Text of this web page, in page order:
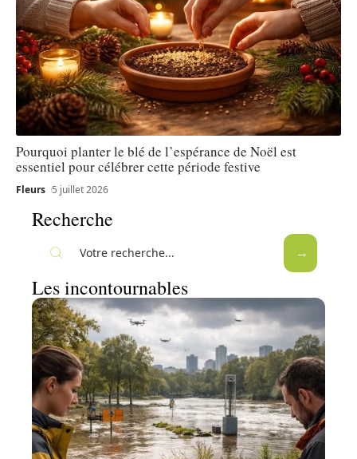
Pourquoi planter le blé de l’espérance de Noël est
essentiel pour célébrer cette période festive
Fleurs 5 juillet 2026
Recherche
Les incontournables